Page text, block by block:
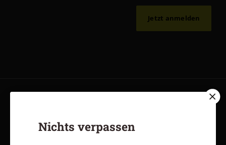
Jetzt anmelden
Nichts verpassen